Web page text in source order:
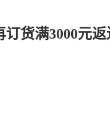
货满3000元返